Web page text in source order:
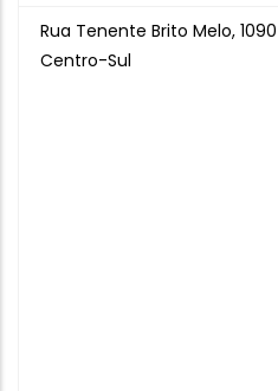
Rua Tenente Brito Melo,
Centro-Sul